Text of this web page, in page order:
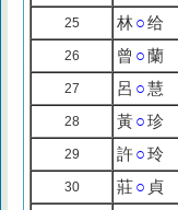
25 林○给
26 曾 ○蘭
27 呂 ○慧
28 黃○珍
29 許○玲
30 莊○ 貞